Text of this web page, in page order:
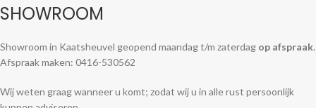
SHOWROOM
Showroom in Kaatsheuvel geopend maandag t/m zaterdag op afspraak.
Afspraak maken: 0416-530562
Wij weten graag wanneer u komt; zodat wij u in alle rust persoonlijk